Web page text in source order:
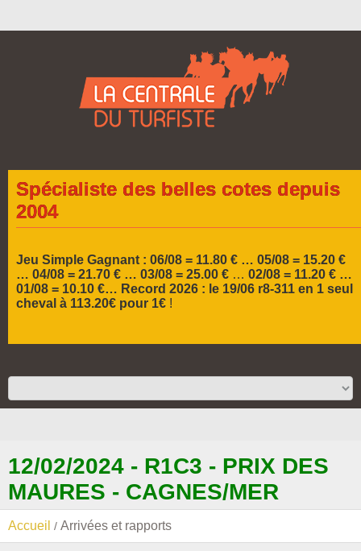
Spécialiste des belles cotes depuis
2004
Jeu Simple Gagnant : 06/08 = 11.80 € … 05/08 = 15.20 €
… 04/08 = 21.70 € … 03/08 = 25.00 € … 02/08 = 11.20 € …
01/08 = 10.10 €… Record 2026 : le 19/06 r8-311 en 1 seul
cheval à 113.20€ pour 1€ !
12/02/2024 - R1C3 - PRIX DES
MAURES - CAGNES/MER
Accueil Arrivées et rapports